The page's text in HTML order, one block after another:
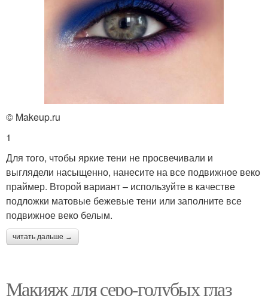
© Makeup.ru
1
Для того, чтобы яркие тени не просвечивали и
выглядели насыщенно, нанесите на все подвижное веко
праймер. Второй вариант – используйте в качестве
подложки матовые бежевые тени или заполните все
подвижное веко белым.
читать дальше →
Макияж для серо-голубых глаз